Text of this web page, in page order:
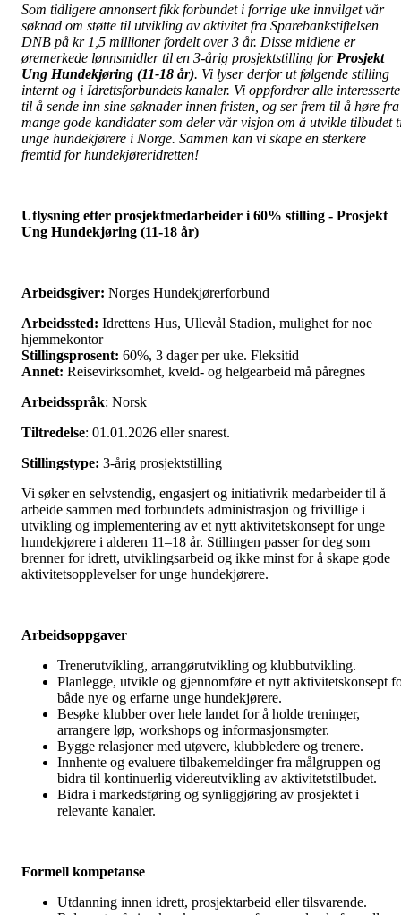
Som tidligere annonsert fikk forbundet i forrige uke innvilget vår
søknad om støtte til utvikling av aktivitet fra Sparebankstiftelsen
DNB på kr 1,5 millioner fordelt over 3 år. Disse midlene er
øremerkede lønnsmidler til en 3-årig prosjektstilling for Prosjekt
Ung Hundekjøring (11-18 år). Vi lyser derfor ut følgende stilling
internt og i Idrettsforbundets kanaler. Vi oppfordrer alle interesserte
til å sende inn sine søknader innen fristen, og ser frem til å høre fra
mange gode kandidater som deler vår visjon om å utvikle tilbudet
unge hundekjørere i Norge. Sammen kan vi skape en sterkere
fremtid for hundekjøreridretten!
Utlysning etter prosjektmedarbeider i 60% stilling - Prosjekt
Ung Hundekjøring (11-18 år)
Arbeidsgiver: Norges Hundekjørerforbund
Arbeidssted: Idrettens Hus, Ullevål Stadion, mulighet for noe
hjemmekontor
Stillingsprosent: 60%, 3 dager per uke. Fleksitid
Annet: Reisevirksomhet, kveld- og helgearbeid må påregnes
Arbeidsspråk: Norsk
Tiltredelse: 01.01.2026 eller snarest.
Stillingstype: 3-årig prosjektstilling
Vi søker en selvstendig, engasjert og initiativrik medarbeider til å
arbeide sammen med forbundets administrasjon og frivillige i
utvikling og implementering av et nytt aktivitetskonsept for unge
hundekjørere i alderen 11–18 år. Stillingen passer for deg som
brenner for idrett, utviklingsarbeid og ikke minst for å skape gode
aktivitetsopplevelser for unge hundekjørere.
Arbeidsoppgaver
Trenerutvikling, arrangørutvikling og klubbutvikling.
Planlegge, utvikle og gjennomføre et nytt aktivitetskonsept
både nye og erfarne unge hundekjørere.
Besøke klubber over hele landet for å holde treninger,
arrangere løp, workshops og informasjonsmøter.
Bygge relasjoner med utøvere, klubbledere og trenere.
Innhente og evaluere tilbakemeldinger fra målgruppen og
bidra til kontinuerlig videreutvikling av aktivitetstilbudet.
Bidra i markedsføring og synliggjøring av prosjektet i
relevante kanaler.
Formell kompetanse
Utdanning innen idrett, prosjektarbeid eller tilsvarende.